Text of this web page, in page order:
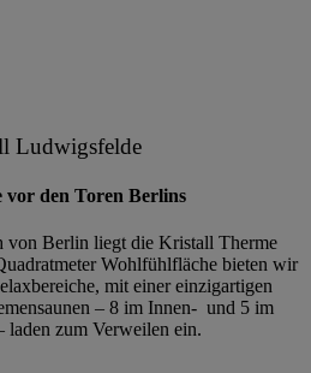
Ludwigsfelde
vor den Toren Berlins
von Berlin liegt die Kristall Therme
Wohlfühlfläche bieten wir
mit einer einzigartigen
– 8 im Innen- und 5 im
laden zum Verweilen ein.